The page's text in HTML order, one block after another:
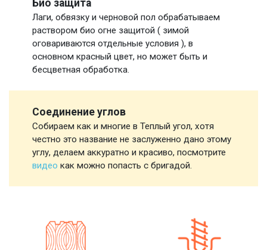
Био защита
Лаги, обвязку и черновой пол обрабатываем
раствором био огне защитой ( зимой
оговариваются отдельные условия ), в
основном красный цвет, но может быть и
бесцветная обработка.
Соединение углов
Собираем как и многие в Теплый угол, хотя
честно это название не заслуженно дано этому
углу, делаем аккуратно и красиво, посмотрите
видео как можно попасть с бригадой.